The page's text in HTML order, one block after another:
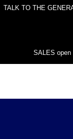
TALK TO THE
SALES open